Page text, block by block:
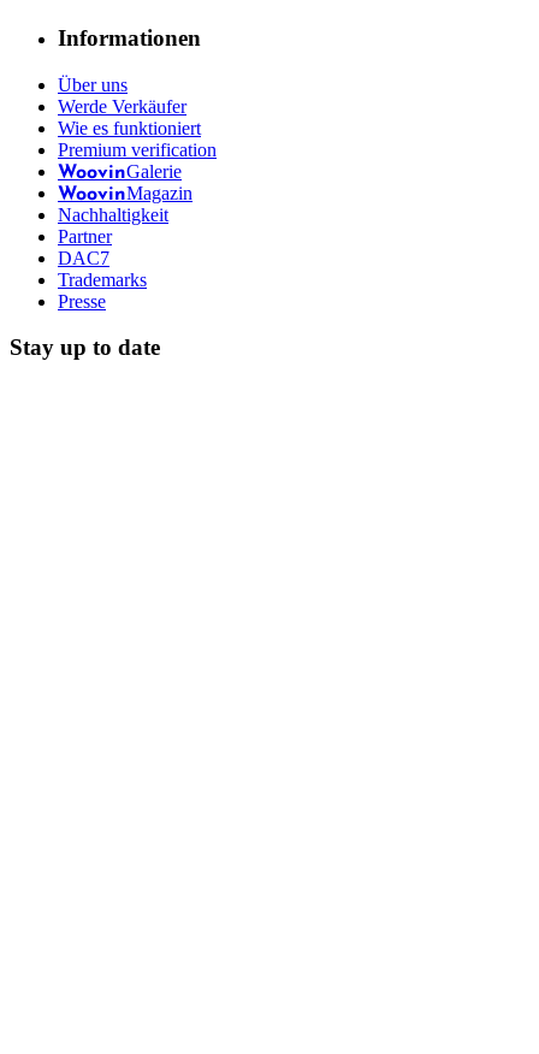
Informationen
Über uns
Werde Verkäufer
Wie es funktioniert
Premium verification
WoovinGalerie
WoovinMagazin
Nachhaltigkeit
Partner
DAC7
Trademarks
Presse
Stay up to date